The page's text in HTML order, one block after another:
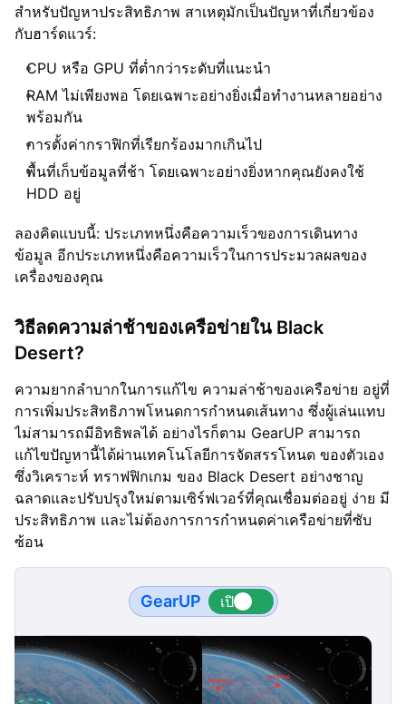
สำหรับปัญหาประสิทธิภาพ สาเหตุมักเป็นปัญหาที่เกี่ยวข้อง
กับฮาร์ดแวร์:
CPU หรือ GPU ที่ต่ำกว่าระดับที่แนะนำ
RAM ไม่เพียงพอ โดยเฉพาะอย่างยิ่งเมื่อทำงานหลายอย่าง
พร้อมกัน
การตั้งค่ากราฟิกที่เรียกร้องมากเกินไป
พื้นที่เก็บข้อมูลที่ช้า โดยเฉพาะอย่างยิ่งหากคุณยังคงใช้
HDD อยู่
ลองคิดแบบนี้: ประเภทหนึ่งคือความเร็วของการเดินทาง
ข้อมูล อีกประเภทหนึ่งคือความเร็วในการประมวลผลของ
เครื่องของคุณ
วิธีลดความล่าช้าของเครือข่ายใน Black
Desert?
ความยากลำบากในการแก้ไข ความล่าช้าของเครือข่าย อยู่ที่
การเพิ่มประสิทธิภาพโหนดการกำหนดเส้นทาง ซึ่งผู้เล่นแทบ
ไม่สามารถมีอิทธิพลได้ อย่างไรก็ตาม GearUP สามารถ
แก้ไขปัญหานี้ได้ผ่านเทคโนโลยีการจัดสรรโหนด ของตัวเอง
ซึ่งวิเคราะห์ ทราฟฟิกเกม ของ Black Desert อย่างชาญ
ฉลาดและปรับปรุงใหม่ตามเซิร์ฟเวอร์ที่คุณเชื่อมต่ออยู่ ง่าย มี
ประสิทธิภาพ และไม่ต้องการการกำหนดค่าเครือข่ายที่ซับ
ซ้อน
GearUP